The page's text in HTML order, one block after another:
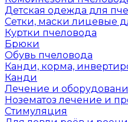
Детская одежда для
Сетки, маски лицевые
Куртки пчеловода
Брюки
Обувь пчеловода
Канди, корма,
Канди
Лечение и
Нозематоз лечение и
Стимуляция